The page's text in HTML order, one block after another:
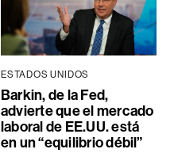
ESTADOS UNIDOS
Barkin, de la Fed,
advierte que el mercado
laboral de EE.UU. está
en un “equilibrio débil”